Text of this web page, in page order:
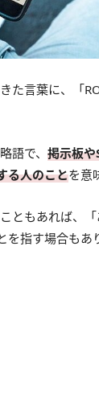
た言葉に、「
語で、 掲示板や
る人のことを意
ともあれば、「
指す場合もあ